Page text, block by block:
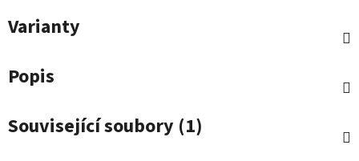
Varianty
Popis
Související soubory (1)